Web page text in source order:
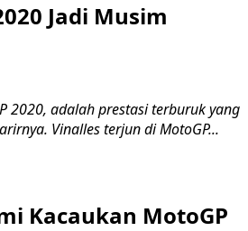
Jadi Musim
2020, adalah prestasi terburuk yang
Vinalles terjun di MotoGP...
Kacaukan MotoGP